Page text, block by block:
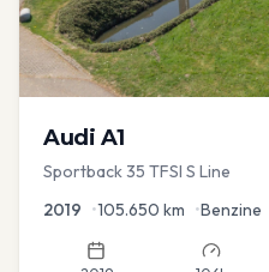
Audi A1
Sportback 35 TFSI S Line
2019 •105.650 km •Benzine